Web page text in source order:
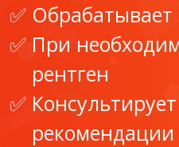
При
рентген
рекомендации